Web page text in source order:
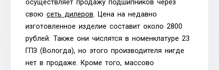
осуществляет продажу подшипников через
своюсеть дилеров. Цена на недавно
изготовленное изделие составит около 2800
рублей. Также они числятся в номенклатуре 23
ГПЗ (Вологда), но этого производителя нигде
нет в продаже. Кроме того, массово